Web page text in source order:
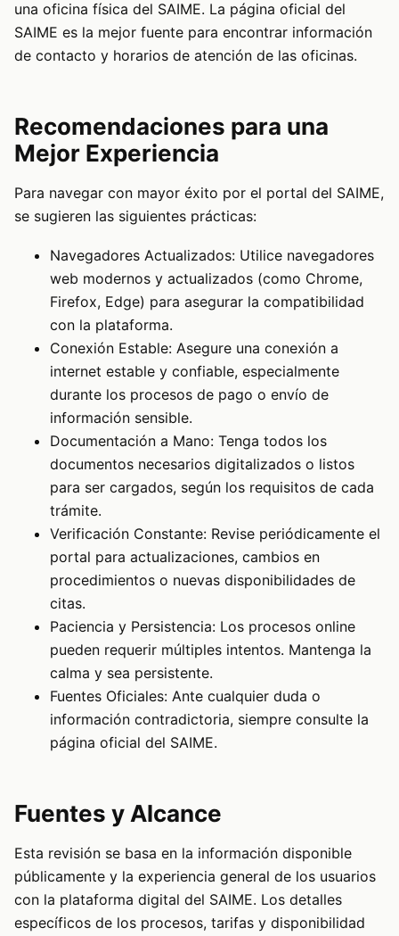
una oficina física del SAIME. La página oficial del
SAIME es la mejor fuente para encontrar información
de contacto y horarios de atención de las oficinas.
Recomendaciones para una
Mejor Experiencia
Para navegar con mayor éxito por el portal del SAIME,
se sugieren las siguientes prácticas:
Navegadores Actualizados: Utilice navegadores
web modernos y actualizados (como Chrome,
Firefox, Edge) para asegurar la compatibilidad
con la plataforma.
Conexión Estable: Asegure una conexión a
internet estable y confiable, especialmente
durante los procesos de pago o envío de
información sensible.
Documentación a Mano: Tenga todos los
documentos necesarios digitalizados o listos
para ser cargados, según los requisitos de cada
trámite.
Verificación Constante: Revise periódicamente el
portal para actualizaciones, cambios en
procedimientos o nuevas disponibilidades de
citas.
Paciencia y Persistencia: Los procesos online
pueden requerir múltiples intentos. Mantenga la
calma y sea persistente.
Fuentes Oficiales: Ante cualquier duda o
información contradictoria, siempre consulte la
página oficial del SAIME.
Fuentes y Alcance
Esta revisión se basa en la información disponible
públicamente y la experiencia general de los usuarios
con la plataforma digital del SAIME. Los detalles
específicos de los procesos, tarifas y disponibilidad